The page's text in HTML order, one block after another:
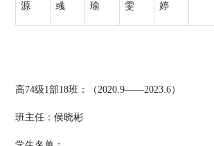
源
彧
瑜
雯
婷
高74级1部18班：（2020.9——2023.6）
班主任：侯晓彬